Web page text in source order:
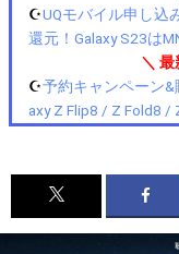
☪️UQモバイル申し込
還元！Galaxy S23は
＼
☪️予約キャンペーン
axy Z Flip8 / Z Fold8 /